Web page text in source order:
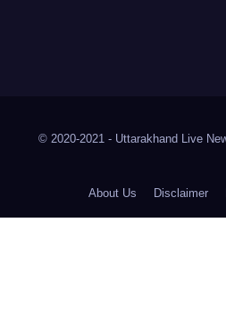
© 2020-2021 - Uttarakhand Live
About Us Disclaimer